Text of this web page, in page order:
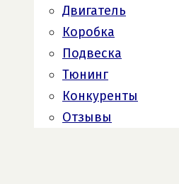
Двигатель
Коробка
Подвеска
Тюнинг
Конкуренты
Отзывы